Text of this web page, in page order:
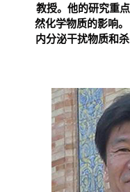
教授。他的研究重
然化学物质的影响
内分泌干扰物质和